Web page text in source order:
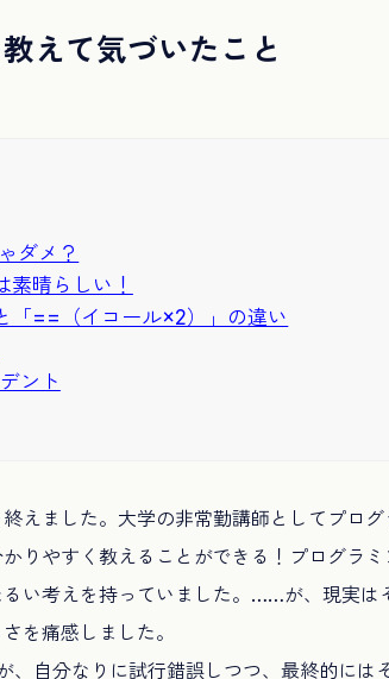
えて気づいたこと
ダメ？
素晴らしい！
「==（イコール×2）」の違い
ント
えました。大学の非常勤講師としてプログ
りやすく教えることができる！プログラ
い考えを持っていました。……が、現実は
を痛感しました。
、自分なりに試行錯誤しつつ、最終的には